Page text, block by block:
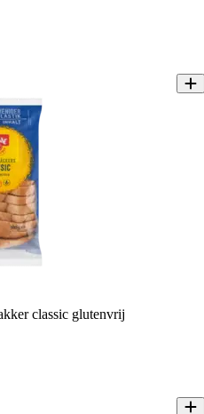
classic glutenvrij